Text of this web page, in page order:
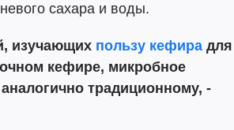
сахара и воды.
изучающих пользу кефира для
кефире, микробное
традиционному, -